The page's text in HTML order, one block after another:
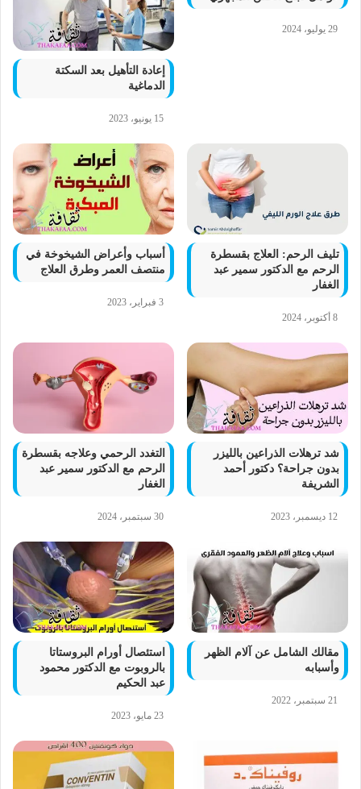
29 يوليو، 2024
إعادة التأهيل بعد السكتة
الدماغية
15 يونيو، 2023
تليف الرحم: العلاج بقسطرة
الرحم مع الدكتور سمير عبد
الغفار
8 أكتوبر، 2024
أسباب وأعراض الشيخوخة في
منتصف العمر وطرق العلاج
3 فبراير، 2023
شد ترهلات الذراعين بالليزر
بدون جراحة؟ دكتور أحمد
الشريفة
12 ديسمبر، 2023
التغدد الرحمي وعلاجه بقسطرة
الرحم مع الدكتور سمير عبد
الغفار
30 سبتمبر، 2024
مقالك الشامل عن آلام الظهر
وأسبابه
21 سبتمبر، 2022
استئصال أورام البروستاتا
بالروبوت مع الدكتور محمود
عبد الحكيم
23 مايو، 2023